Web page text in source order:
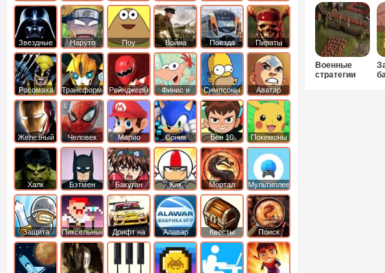
Военные
стратегии
Звездные
войны
Наруто Поу Война Поезда
Пираты
Карибского
Моря
Росомаха ТрансформерыРейнджеры
Самураи
Финис и
Ферб
Симпсоны
Аватар
легенда об
Аанге
Железный
человек
Человек
Паук
Марио Соник Бен 10 Покемоны
Халк Бэтмен Бакуган
Кик
Бутовский
Мортал
комбат
Мультиплеер
Защита
королевства
Пиксельные
Дрифт на
машинах
Алавар Квесты
Поиск
предметов